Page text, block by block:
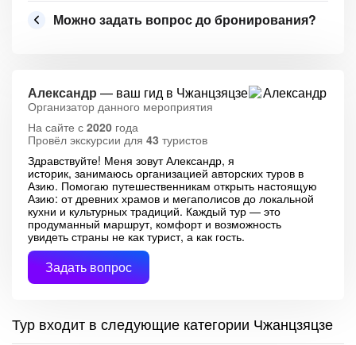
Можно задать вопрос до бронирования?
Александр — ваш гид в Чжанцзяцзе
Организатор данного мероприятия
На сайте с 2020 года
Провёл экскурсии для 43 туристов
Здравствуйте! Меня зовут Александр, я
историк, занимаюсь организацией авторских туров в
Азию. Помогаю путешественникам открыть настоящую
Азию: от древних храмов и мегаполисов до локальной
кухни и культурных традиций. Каждый тур — это
продуманный маршрут, комфорт и возможность
увидеть страны не как турист, а как гость.
Задать вопрос
Тур входит в следующие категории Чжанцзяцзе